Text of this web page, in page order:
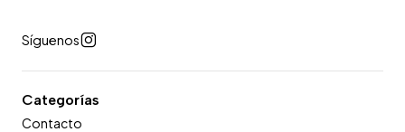
Síguenos
Categorías
Contacto